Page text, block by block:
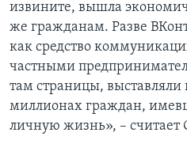
извините, вышла
же гражданам. Разве
как средство
частными
там страницы, выставляли
миллионах граждан,
личную жизнь», – считает